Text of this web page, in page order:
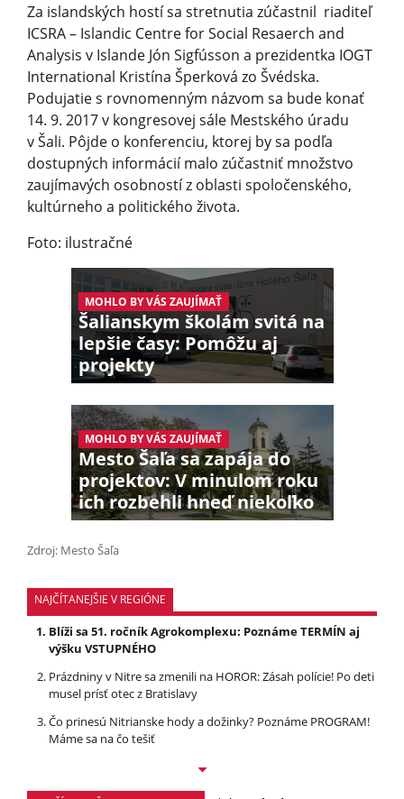
Za islandských hostí sa stretnutia zúčastnil riaditeľ
ICSRA – Islandic Centre for Social Resaerch and
Analysis v Islande Jón Sigfússon a prezidentka IOGT
International Kristína Šperková zo Švédska.
Podujatie s rovnomenným názvom sa bude konať
14. 9. 2017 v kongresovej sále Mestského úradu
v Šali. Pôjde o konferenciu, ktorej by sa podľa
dostupných informácií malo zúčastniť množstvo
zaujímavých osobností z oblasti spoločenského,
kultúrneho a politického života.
Foto: ilustračné
MOHLO BY VÁS ZAUJÍMAŤ
Šalianskym školám svitá na
lepšie časy: Pomôžu aj
projekty
MOHLO BY VÁS ZAUJÍMAŤ
Mesto Šaľa sa zapája do
projektov: V minulom roku
ich rozbehli hneď niekoľko
Zdroj: Mesto Šaľa
NAJČÍTANEJŠIE V REGIÓNE
Blíži sa 51. ročník Agrokomplexu: Poznáme TERMÍN aj
výšku VSTUPNÉHO
Prázdniny v Nitre sa zmenili na HOROR: Zásah polície! Po deti
musel prísť otec z Bratislavy
Čo prinesú Nitrianske hody a dožinky? Poznáme PROGRAM!
Máme sa na čo tešiť